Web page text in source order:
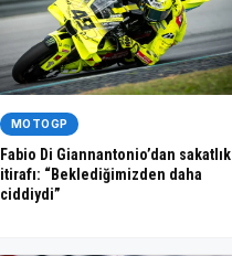
MOTOGP
Fabio Di Giannantonio’dan sakatlık
itirafı: “Beklediğimizden daha
ciddiydi”